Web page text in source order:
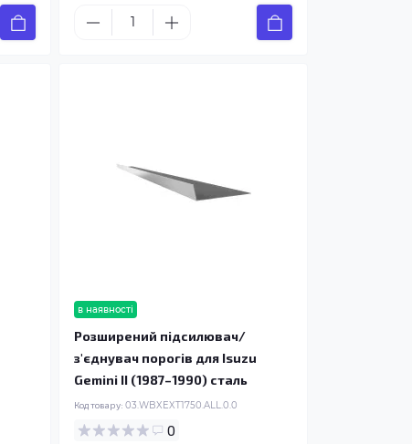
в наявності
Розширений підсилювач/
з'єднувач порогів для Isuzu
Gemini II (1987–1990) сталь
Код товару: 03.WBXEXT1750.ALL.0.0
0